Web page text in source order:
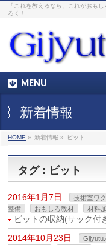
「これを教えるなら、これがおも
ろく！
MENU
新着情報
HOME » 新着情報 » ビット
タグ : ビット
2016年1月7日 技術室ワ
整備
おもしろ教材 材料
ビットの収納(サック付
2014年10月23日